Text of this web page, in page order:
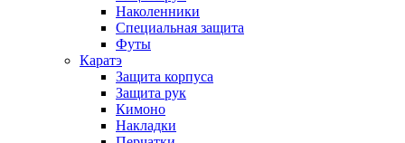
Наколенники
Специальная защита
Футы
Каратэ
Защита корпуса
Защита рук
Кимоно
Накладки